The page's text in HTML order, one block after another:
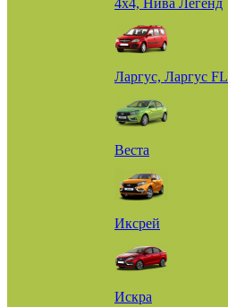
4х4, Нива Легенд
Ларгус, Ларгус FL
Веста
Иксрей
Искра